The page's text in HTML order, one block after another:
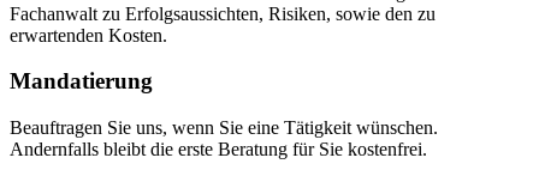
Fachanwalt zu Erfolgsaussichten, Risiken, sowie den zu
erwartenden Kosten.
Mandatierung
Beauftragen Sie uns, wenn Sie eine Tätigkeit wünschen.
Andernfalls bleibt die erste Beratung für Sie kostenfrei.